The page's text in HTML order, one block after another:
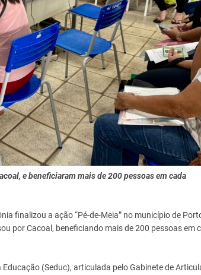
e beneficiaram mais de 200 pessoas em cada
finalizou a ação “Pé-de-Meia” no município de
por Cacoal, beneficiando mais de 200 pessoas em
(Seduc), articulada pelo Gabinete de